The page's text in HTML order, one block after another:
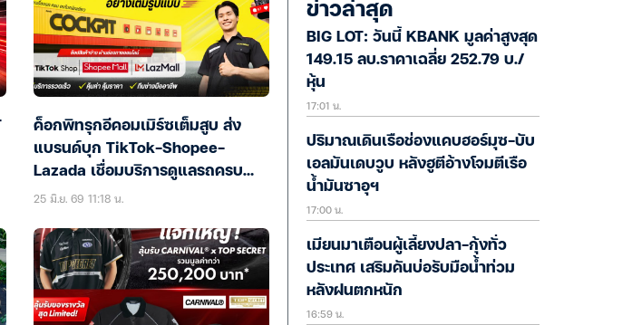
ค็อกพิทรุกอีคอมเมิร์ซเต็มสูบ ส่ง
แบรนด์บุก TikTok-Shopee-
Lazada เชื่อมบริการดูแลรถครบ
วงจร
25 มิ.ย. 69 11:18 น.
ข่าวล่าสุด
BIG LOT: วันนี้ KBANK มูลค่าสูงสุด
149.15 ลบ.ราคาเฉลี่ย 252.79 บ./
หุ้น
17:01 น.
ปริมาณเดินเรือช่องแคบฮอร์มุซ-บับ
เอลมันเดบวูบ หลังฮูตีอ้างโจมตีเรือ
น้ำมันซาอุฯ
17:00 น.
เมียนมาเตือนผู้เลี้ยงปลา-กุ้งทั่ว
ประเทศ เสริมคันบ่อรับมือน้ำท่วม
หลังฝนตกหนัก
16:59 น.